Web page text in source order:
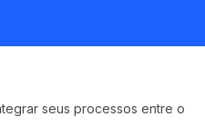
seus processos entre o